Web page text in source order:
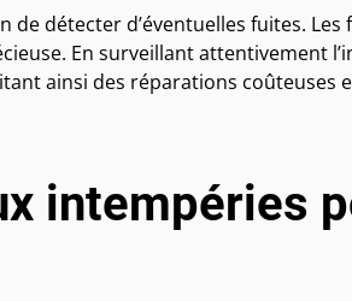
détecter d’éventuelles fuites. Les
En surveillant attentivement
ainsi des réparations coûteuses
intempéries